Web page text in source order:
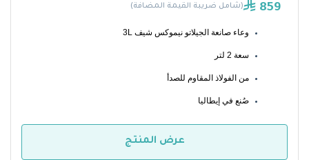
859 (شامل ضريبة القيمة المضافة)
وعاء صانعة الجيلاتو نيموكس شيف 3L
سعة 2 لتر
من الفولاذ المقاوم للصدأ
صُنع في إيطاليا
عرض المنتج